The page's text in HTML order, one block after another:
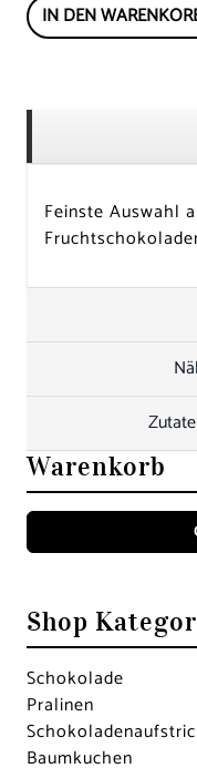
Warenkorb
Shop
Schokolade
Pralinen
Baumkuchen
IN DEN
Feinste Auswahl